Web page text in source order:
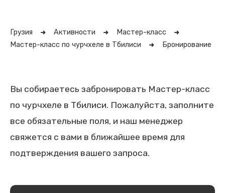
Грузия Активности
Мастер-класс
Мастер-класс по чурчхеле в Тбилиси
Бронирование
Вы собираетесь забронировать Мастер-класс
по чурчхеле в Тбилиси. Пожалуйста, заполните
все обязательные поля, и наш менеджер
свяжется с вами в ближайшее время для
подтверждения вашего запроса.